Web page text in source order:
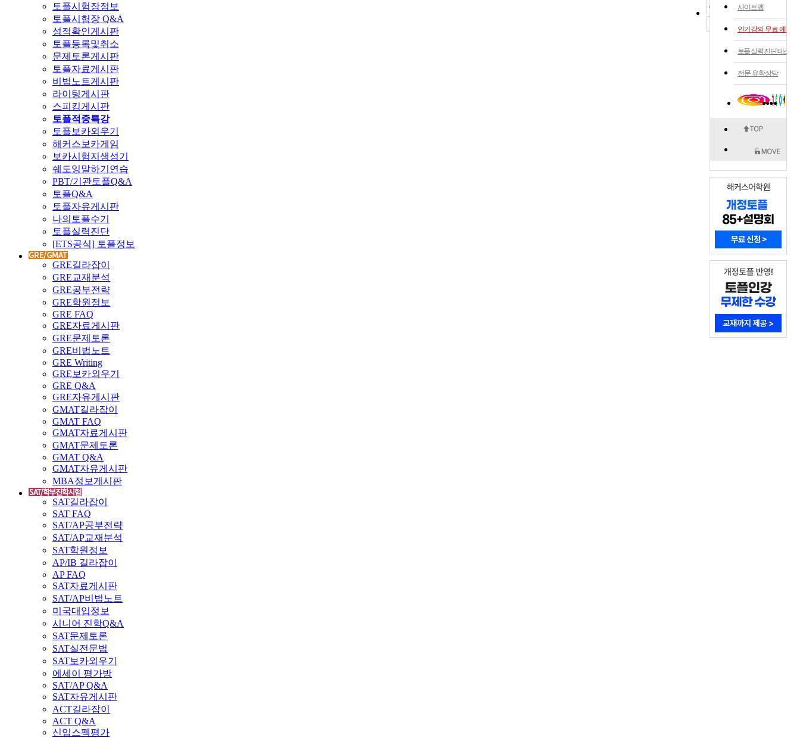
토플시험장정보
토플시험장 Q&A
성적확인게시판
토플등록및취소
문제토론게시판
토플자료게시판
비법노트게시판
라이팅게시판
스피킹게시판
토플적중특강
토플보카외우기
해커스보카게임
보카시험지생성기
쉐도잉말하기연습
PBT/기관토플Q&A
토플Q&A
토플자유게시판
나의토플수기
토플실력진단
[ETS공식] 토플정보
GRE길라잡이
GRE교재분석
GRE공부전략
GRE학원정보
GRE FAQ
GRE자료게시판
GRE문제토론
GRE비법노트
GRE Writing
GRE보카외우기
GRE Q&A
GRE자유게시판
GMAT길라잡이
GMAT FAQ
GMAT자료게시판
GMAT문제토론
GMAT Q&A
GMAT자유게시판
MBA정보게시판
SAT길라잡이
SAT FAQ
SAT/AP공부전략
SAT/AP교재분석
SAT학원정보
AP/IB 길라잡이
AP FAQ
SAT자료게시판
SAT/AP비법노트
미국대입정보
시니어 진학Q&A
SAT문제토론
SAT실전문법
SAT보카외우기
에세이 평가방
SAT/AP Q&A
SAT자유게시판
ACT길라잡이
ACT Q&A
신입스펙평가
사이트맵
인기강의 무료 예약
토플 실력 진단 테스트
전문 유학상담